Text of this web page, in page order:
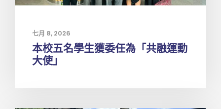
七月 8, 2026
本校五名學生獲委任為「共融運動
大使」